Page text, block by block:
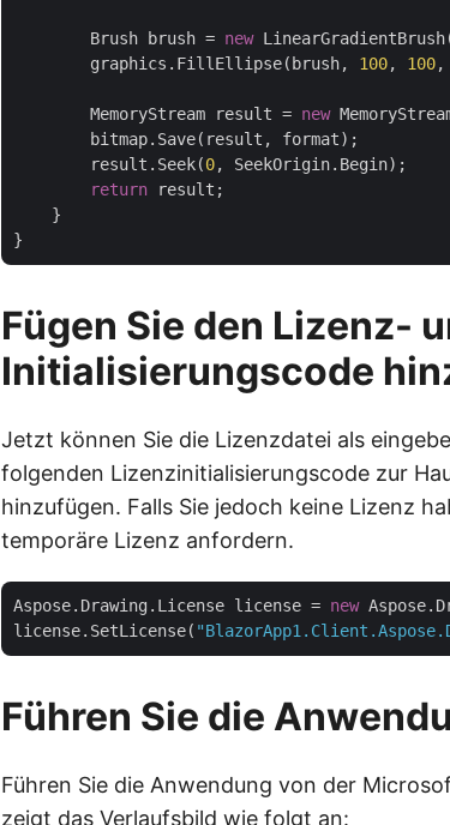
        Brush brush =
new
        graphics.FillEllipse(brush,
100, 100,
        MemoryStream result =
new
        bitmap.Save(result, format);
        result.Seek(
0, SeekOrigin.Begin);
return result;
    }
Fügen Sie den Lizenz-
Initialisierungscode
Jetzt können Sie die Lizenzdatei als
folgenden Lizenzinitialisierungscode zur
hinzufügen. Falls Sie jedoch keine Lizenz
temporäre Lizenz anfordern.
Aspose.Drawing.License license = new
license.SetLicense(
Führen Sie die
Führen Sie die Anwendung von der
zeigt das Verlaufsbild wie folgt an: